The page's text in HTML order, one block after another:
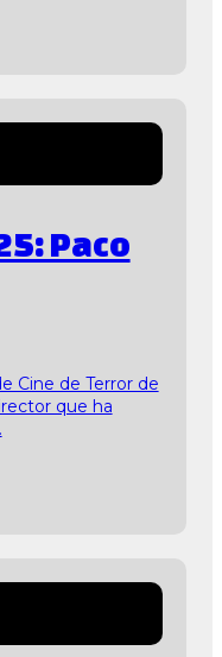
Paco
Cine de Terror de
que ha